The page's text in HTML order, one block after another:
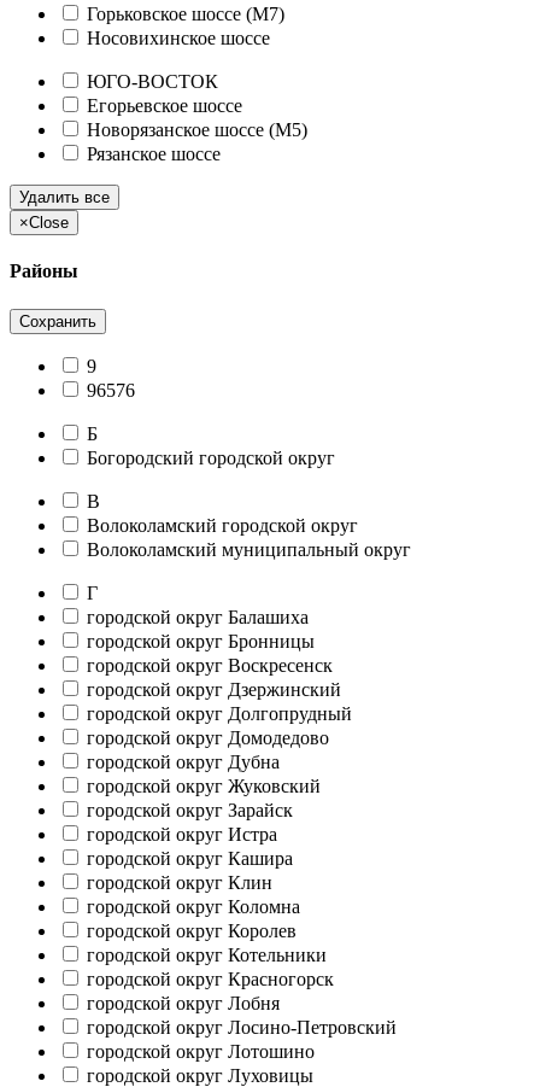
Горьковское шоссе (М7)
Носовихинское шоссе
ЮГО-ВОСТОК
Егорьевское шоссе
Новорязанское шоссе (М5)
Рязанское шоссе
Удалить все
×Close
Районы
Сохранить
9
96576
Б
Богородский городской округ
В
Волоколамский городской округ
Волоколамский муниципальный округ
Г
городской округ Балашиха
городской округ Бронницы
городской округ Воскресенск
городской округ Дзержинский
городской округ Долгопрудный
городской округ Домодедово
городской округ Дубна
городской округ Жуковский
городской округ Зарайск
городской округ Истра
городской округ Кашира
городской округ Клин
городской округ Коломна
городской округ Королев
городской округ Котельники
городской округ Красногорск
городской округ Лобня
городской округ Лосино-Петровский
городской округ Лотошино
городской округ Луховицы